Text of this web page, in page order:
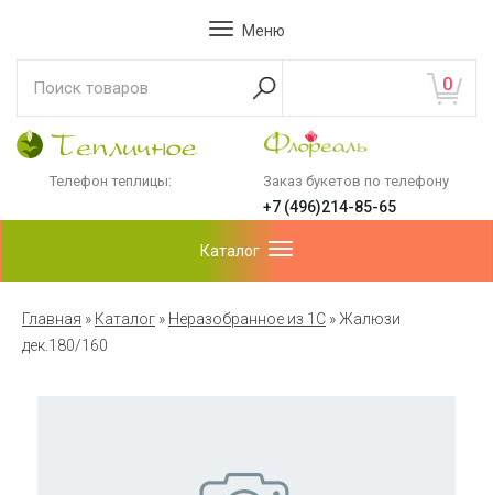
Меню
0
Телефон теплицы: Заказ букетов по телефону
+7 (496)214-85-65
Каталог
Главная » Каталог » Неразобранное из 1С »Жалюзи
дек.180/160